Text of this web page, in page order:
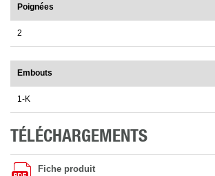
Poignées
2
Embouts
1-K
TÉLÉCHARGEMENTS
Fiche produit